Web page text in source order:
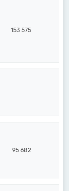
153 575
95 682